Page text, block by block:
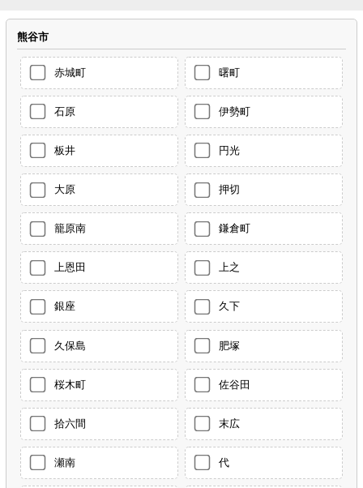
熊谷市
赤城町 曙町
石原 伊勢町
板井 円光
大原 押切
籠原南 鎌倉町
上恩田 上之
銀座 久下
久保島 肥塚
桜木町 佐谷田
拾六間 末広
瀬南 代